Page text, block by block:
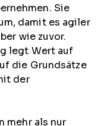
Sie
damit es agiler
wie zuvor.
legt Wert auf
die Grundsätze
der
mehr als nur